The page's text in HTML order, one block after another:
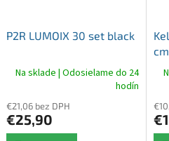
P2R LUMOIX 30 set black
Na sklade | Odosielame do 24
hodín
€21,06 bez DPH
€25,90
cm